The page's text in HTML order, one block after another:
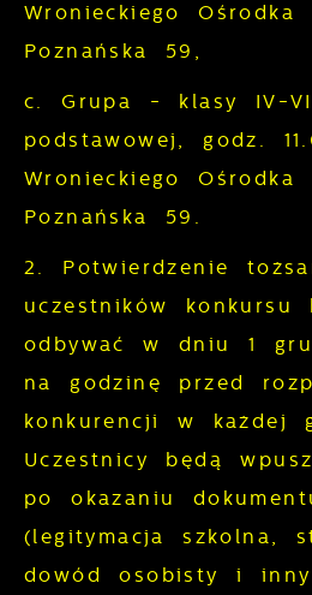
Wronieckiego
Poznańska 59,
c. Grupa - klasy IV-VI
podstawowej, godz.
Wronieckiego
Poznańska 59.
2. Potwierdzenie
uczestników konkursu
odbywać w dniu 1
na godzinę przed
konkurencji w każdej
Uczestnicy będą
po okazaniu
(legitymacja szkolna,
dowód osobisty i